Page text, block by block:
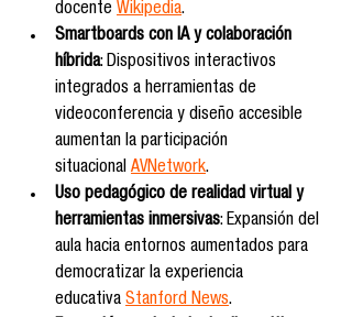
docente Wikipedia.
Smartboards con IA y colaboración
híbrida: Dispositivos interactivos
integrados a herramientas de
videoconferencia y diseño accesible
aumentan la participación
situacional AVNetwork.
Uso pedagógico de realidad virtual y
herramientas inmersivas: Expansión del
aula hacia entornos aumentados para
democratizar la experiencia
educativa Stanford News.